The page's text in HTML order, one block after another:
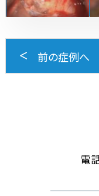
前の症例へ
電